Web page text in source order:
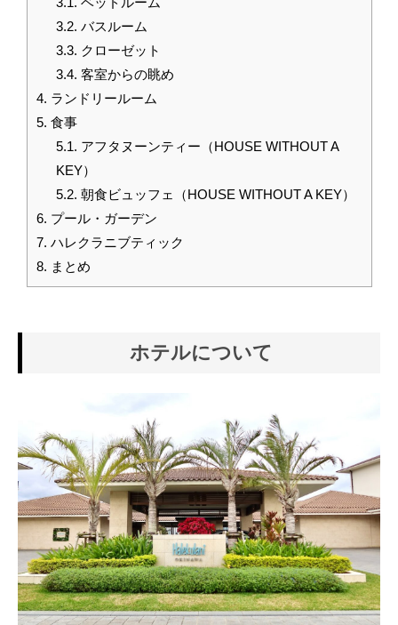
3.2. バスルーム
3.3. クローゼット
3.4. 客室からの眺め
4. ランドリールーム
5. 食事
5.1. アフタヌーンティー（HOUSE WITHOUT A
KEY）
5.2. 朝食ビュッフェ（HOUSE WITHOUT A KEY）
6. プール・ガーデン
7. ハレクラニブティック
8. まとめ
ホテルについて